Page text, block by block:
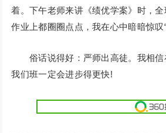
着。下午老师来讲《绩优学案》时，
作业上都圈圈点点，我在心中暗暗惊叹
俗话说得好：严师出高徒。我相信
我们班一定会进步得更快!